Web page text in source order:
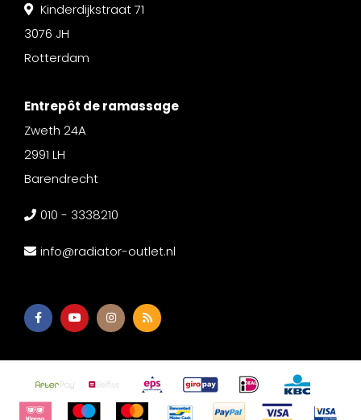
Kinderdijkstraat 71
3076 JH
Rotterdam
Entrepôt de ramassage
Zweth 24A
2991 LH
Barendrecht
010 - 3338210
info@radiator-outlet.nl